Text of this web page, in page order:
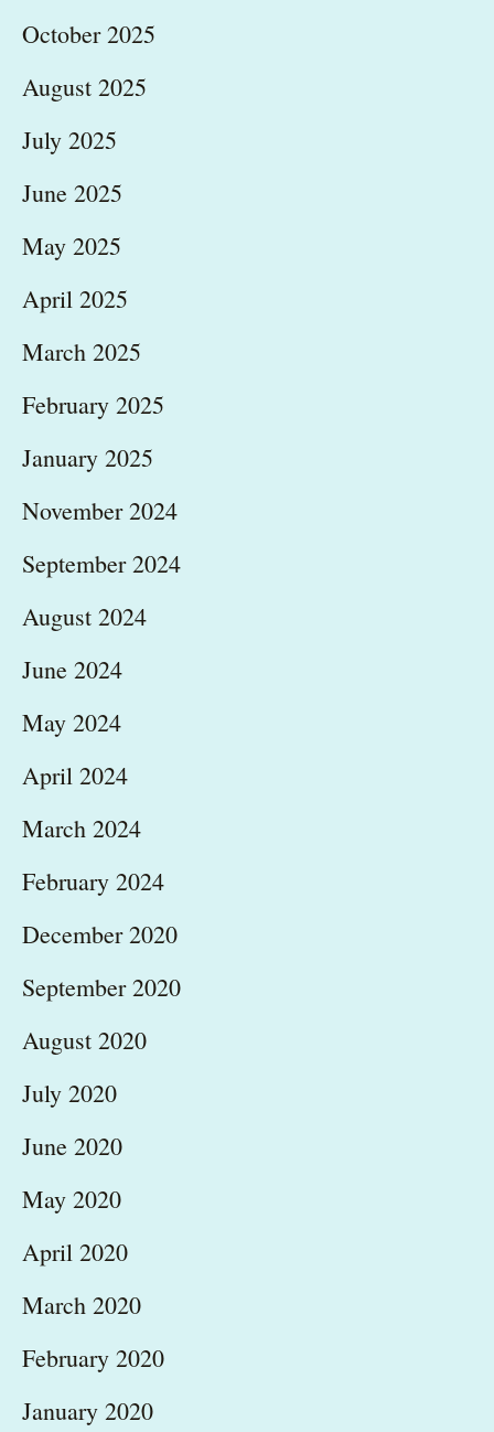
October 2025
August 2025
July 2025
June 2025
May 2025
April 2025
March 2025
February 2025
January 2025
November 2024
September 2024
August 2024
June 2024
May 2024
April 2024
March 2024
February 2024
December 2020
September 2020
August 2020
July 2020
June 2020
May 2020
April 2020
March 2020
February 2020
January 2020